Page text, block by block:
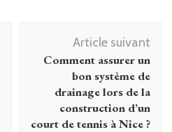
Article suivant
Comment assurer un
bon système de
drainage lors de la
construction d’un
court de tennis à Nice ?